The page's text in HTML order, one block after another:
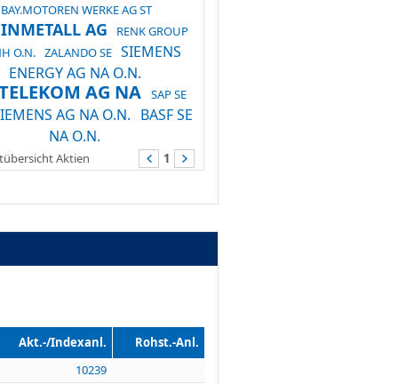
BAY.MOTOREN WERKE AG ST
AG
RENK GROUP
O.N. ZALANDO SE SIEMENS
ENERGY AG NA O.N.
AG NA
SAP SE
AG NA O.N. BASF SE
NA O.N.
Aktien 1
Akt.-/Indexanl.
Rohst.-Anl.
10239